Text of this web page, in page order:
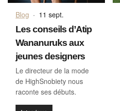
Blog · 11 sept.
Les conseils d’Atip
Wananuruks aux
jeunes designers
Le directeur de la mode
de HighSnobiety nous
raconte ses débuts.